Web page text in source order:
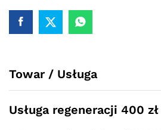
170
KM
Towar / Usługa
Usługa regeneracji 400